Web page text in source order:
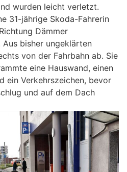
wurden leicht verletzt.
31-jährige Skoda-Fahrerin
Dämmer
bisher ungeklärten
von der Fahrbahn ab. Sie
eine Hauswand, einen
ein Verkehrszeichen, bevor
und auf dem Dach